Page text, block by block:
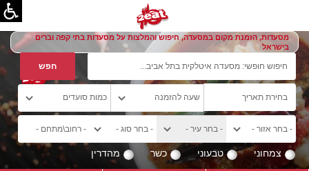
מסעדות, הזמנת מקום במסעדה, חיפוש והמלצות על מסעדות בתי קפה וברים
בישראל
צמחוני טבעוני כשר מהדרין